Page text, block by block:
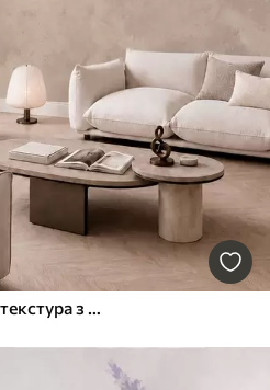
Тепла мигдально-бежева текстура з м'якими природними переходами відтінків